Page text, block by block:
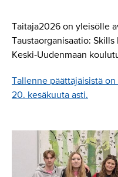
Taitaja2026 on yleisölle
Taustaorganisaatio:
Keski‑Uudenmaan
Tallenne päättäjäisistä
20. kesäkuuta asti.